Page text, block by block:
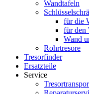
Wandtafeln
für die
für den
Wand
Rohrtresore
Tresorfinder
Ersatzteile
Service